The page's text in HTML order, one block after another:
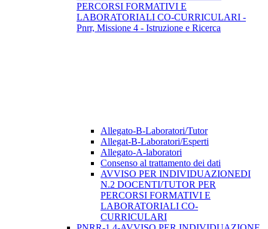
PERCORSI FORMATIVI E
LABORATORIALI CO-CURRICULARI -
Pnrr, Missione 4 - Istruzione e Ricerca
Allegato-B-Laboratori/Tutor
Allegat-B-Laboratori/Esperti
Allegato-A-laboratori
Consenso al trattamento dei dati
AVVISO PER INDIVIDUAZIONEDI
N.2 DOCENTI/TUTOR PER
PERCORSI FORMATIVI E
LABORATORIALI CO-
CURRICULARI